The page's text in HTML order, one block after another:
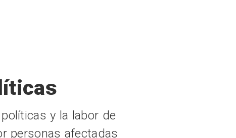
y la labor de
personas afectadas